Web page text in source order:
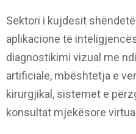
Sektori i kujdesit
aplikacione të
diagnostikimi vizual me
artificiale, mbështetja e
kirurgjikal, sistemet e
konsultat mjekësore